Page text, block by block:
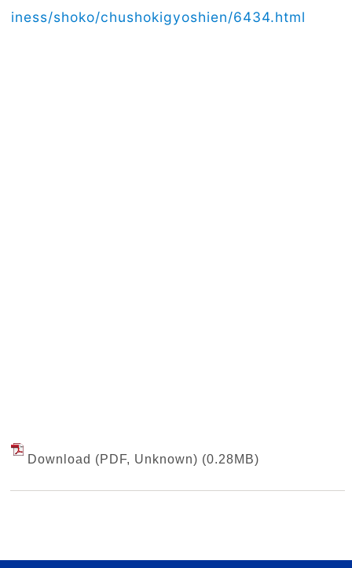
iness/shoko/chushokigyoshien/6434.html
Download (PDF, Unknown) (0.28MB)